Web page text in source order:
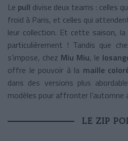
Le pull divise deux teams : celles
froid à Paris, et celles qui
leur collection. Et cette saison,
particulièrement ! Tandis que
s’impose, chez Miu Miu, le
offre le pouvoir à la maille
dans des versions plus
modèles pour affronter l’automne
LE ZIP